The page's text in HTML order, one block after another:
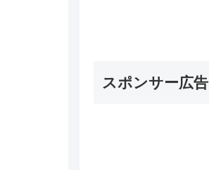
スポンサー広告